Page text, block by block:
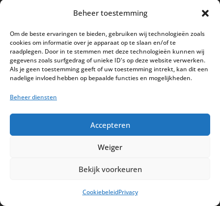
Beheer toestemming
Om de beste ervaringen te bieden, gebruiken wij technologieën zoals
cookies om informatie over je apparaat op te slaan en/of te
raadplegen. Door in te stemmen met deze technologieën kunnen wij
gegevens zoals surfgedrag of unieke ID's op deze website verwerken.
Als je geen toestemming geeft of uw toestemming intrekt, kan dit een
nadelige invloed hebben op bepaalde functies en mogelijkheden.
Beheer diensten
Accepteren
Weiger
Bekijk voorkeuren
CookiebeleidPrivacy
AI in de Horeca kassawereld
Bestel nu nog aan de 2025 prijzen
Safran Palace start met nieuw
Privacy